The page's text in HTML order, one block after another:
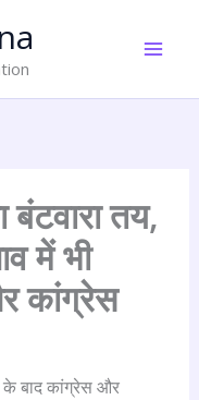
तय,
में भी
कांग्रेस
बाद कांग्रेस और